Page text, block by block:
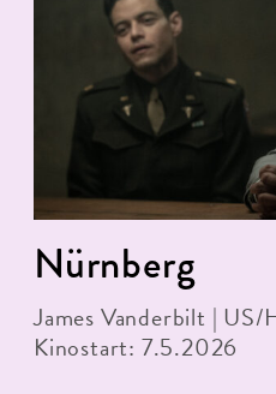
Nürnberg
James Vanderbilt |
Kinostart: 7.5.2026